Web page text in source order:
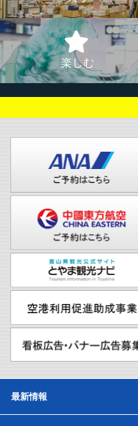
楽しむ
最新情報